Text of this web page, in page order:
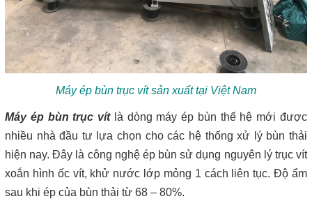
Máy ép bùn trục vít sản xuất tại Việt Nam
Máy ép bùn trục vítlà dòng máy ép bùn thế hệ mới được
nhiều nhà đầu tư lựa chọn cho các hệ thống xử lý bùn thải
hiện nay. Đây là công nghệ ép bùn sử dụng nguyên lý trục vít
xoắn hình ốc vít, khử nước lớp mỏng 1 cách liên tục. Độ ẩm
sau khi ép của bùn thải từ 68 – 80%.